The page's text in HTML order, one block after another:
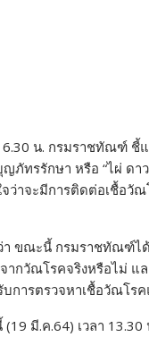
น. กรมราชทัณฑ์
ภัทรรักษา หรือ “ไผ่ ดา
ว่าจะมีการติดต่อเชื้อวั
ขณะนี้ กรมราชทัณฑ์ได้ป
ากวัณโรคจริงหรือไม่
การตรวจหาเชื้อวัณโร
มี.ค.64) เวลา